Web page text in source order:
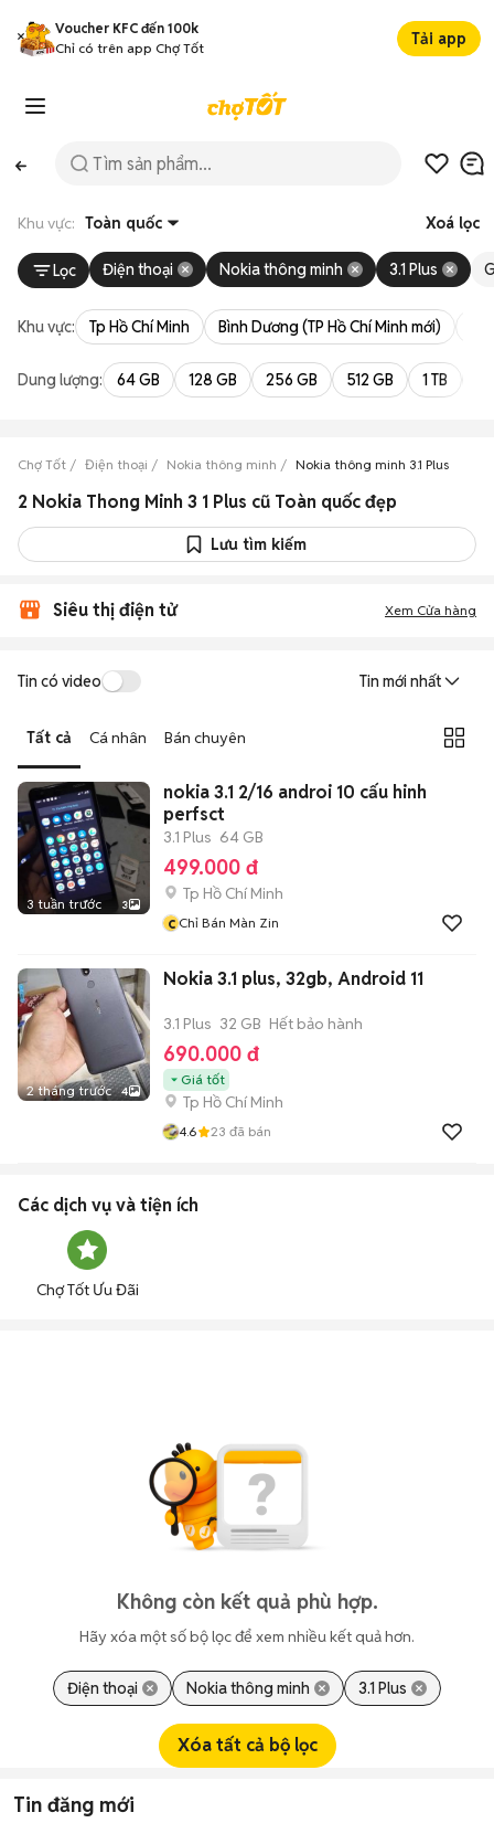
Voucher KFC đến 100k
Chỉ có trên app Chợ Tốt
Tải app
Khu vực: Toàn quốc Xoá lọc
Lọc Điện thoại Nokia thông minh 3.1 Plus
Khu vực: Tp Hồ Chí Minh Bình Dương (TP Hồ Chí Minh mới)
Dung lượng: 64 GB 128 GB 256 GB 512 GB 1 TB
Chợ Tốt Điện thoại Nokia thông minh Nokia thông minh 3.1 Plus
2 Nokia Thong Minh 3 1 Plus cũ Toàn quốc đẹp
Lưu tìm kiếm
Siêu thị điện tử Xem Cửa hàng
Tin có video Tin mới nhất
Tất cả Cá nhân Bán chuyên
3 tuần trước 3
nokia 3.1 2/16 androi 10 cấu hinh
perfsct
3.1 Plus 64 GB
499.000 đ
Tp Hồ Chí Minh
c Chỉ Bán Màn Zin
2 tháng trước 4
Nokia 3.1 plus, 32gb, Android 11
3.1 Plus 32 GB Hết bảo hành
690.000 đ
Giá tốt
Tp Hồ Chí Minh
4.6 23 đã bán
Các dịch vụ và tiện ích
Chợ Tốt Ưu Đãi
Không còn kết quả phù hợp.
Hãy xóa một số bộ lọc để xem nhiều kết quả hơn.
Điện thoại Nokia thông minh 3.1 Plus
Xóa tất cả bộ lọc
Tin đăng mới